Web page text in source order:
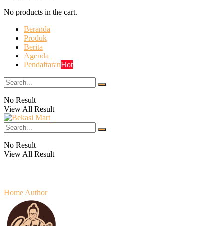
No products in the cart.
Beranda
Produk
Berita
Agenda
PendaftaranHot
No Result
View All Result
No Result
View All Result
Home Author